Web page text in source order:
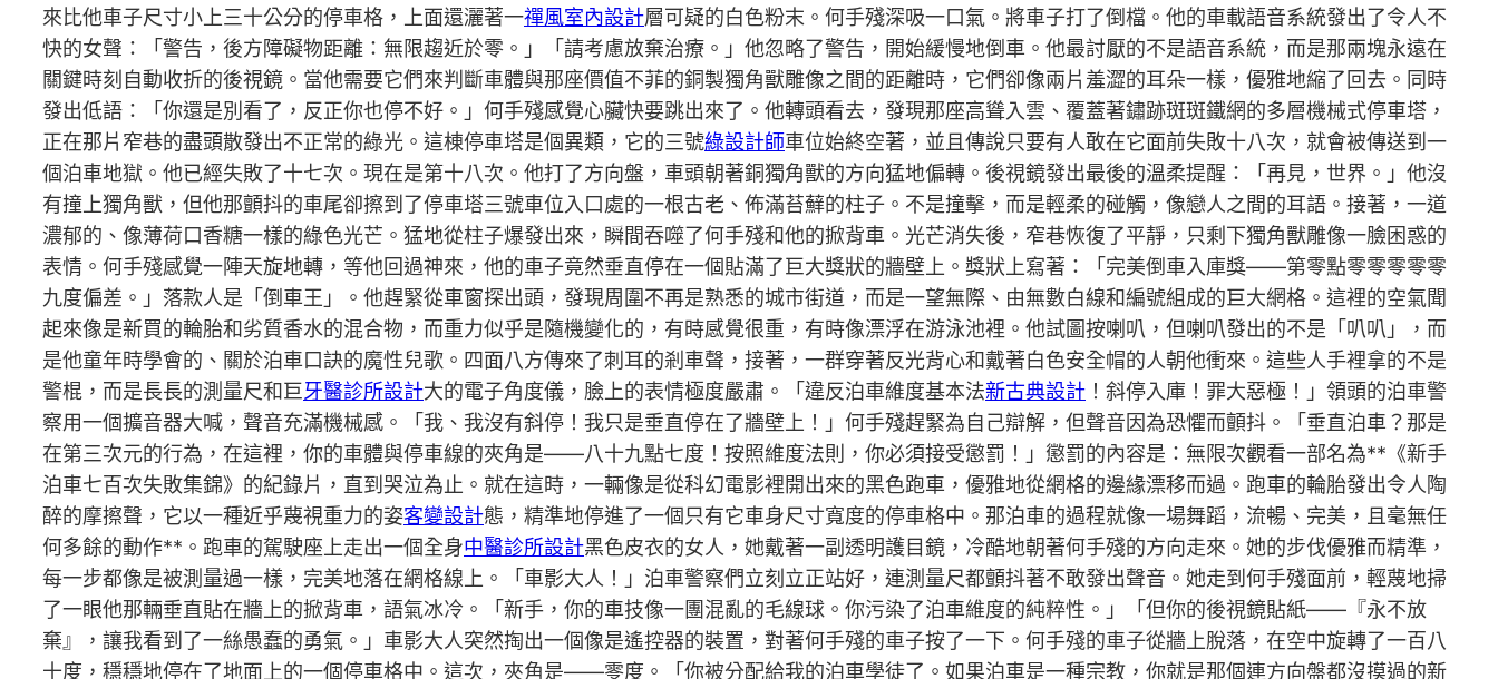
來比他車子尺寸小上三十公分的停車格，上面還灑著一禪風室內設計層可疑的白色粉末。何手殘深吸一口氣。將車子打了倒檔。他的車載語音系統發出了令人不
快的女聲：「警告，後方障礙物距離：無限趨近於零。」「請考慮放棄治療。」他忽略了警告，開始緩慢地倒車。他最討厭的不是語音系統，而是那兩塊永遠在
關鍵時刻自動收折的後視鏡。當他需要它們來判斷車體與那座價值不菲的銅製獨角獸雕像之間的距離時，它們卻像兩片羞澀的耳朵一樣，優雅地縮了回去。同時
發出低語：「你還是別看了，反正你也停不好。」何手殘感覺心臟快要跳出來了。他轉頭看去，發現那座高聳入雲、覆蓋著鏽跡斑斑鐵網的多層機械式停車塔，
正在那片窄巷的盡頭散發出不正常的綠光。這棟停車塔是個異類，它的三號綠設計師車位始終空著，並且傳說只要有人敢在它面前失敗十八次，就會被傳送到一
個泊車地獄。他已經失敗了十七次。現在是第十八次。他打了方向盤，車頭朝著銅獨角獸的方向猛地偏轉。後視鏡發出最後的溫柔提醒：「再見，世界。」他沒
有撞上獨角獸，但他那顫抖的車尾卻擦到了停車塔三號車位入口處的一根古老、佈滿苔蘚的柱子。不是撞擊，而是輕柔的碰觸，像戀人之間的耳語。接著，一道
濃郁的、像薄荷口香糖一樣的綠色光芒。猛地從柱子爆發出來，瞬間吞噬了何手殘和他的掀背車。光芒消失後，窄巷恢復了平靜，只剩下獨角獸雕像一臉困惑的
表情。何手殘感覺一陣天旋地轉，等他回過神來，他的車子竟然垂直停在一個貼滿了巨大獎狀的牆壁上。獎狀上寫著：「完美倒車入庫獎——第零點零零零零零
九度偏差。」落款人是「倒車王」。他趕緊從車窗探出頭，發現周圍不再是熟悉的城市街道，而是一望無際、由無數白線和編號組成的巨大網格。這裡的空氣聞
起來像是新買的輪胎和劣質香水的混合物，而重力似乎是隨機變化的，有時感覺很重，有時像漂浮在游泳池裡。他試圖按喇叭，但喇叭發出的不是「叭叭」，而
是他童年時學會的、關於泊車口訣的魔性兒歌。四面八方傳來了刺耳的剎車聲，接著，一群穿著反光背心和戴著白色安全帽的人朝他衝來。這些人手裡拿的不是
警棍，而是長長的測量尺和巨牙醫診所設計大的電子角度儀，臉上的表情極度嚴肅。「違反泊車維度基本法新古典設計 ！斜停入庫！罪大惡極！」領頭的泊車警
察用一個擴音器大喊，聲音充滿機械感。「我、我沒有斜停！我只是垂直停在了牆壁上！」何手殘趕緊為自己辯解，但聲音因為恐懼而顫抖。「垂直泊車？那是
在第三次元的行為，在這裡，你的車體與停車線的夾角是——八十九點七度！按照維度法則，你必須接受懲罰！」懲罰的內容是：無限次觀看一部名為**《新手
泊車七百次失敗集錦》的紀錄片，直到哭泣為止。就在這時，一輛像是從科幻電影裡開出來的黑色跑車，優雅地從網格的邊緣漂移而過。跑車的輪胎發出令人陶
醉的摩擦聲，它以一種近乎蔑視重力的姿客變設計態，精準地停進了一個只有它車身尺寸寬度的停車格中。那泊車的過程就像一場舞蹈，流暢、完美，且毫無任
何多餘的動作**。跑車的駕駛座上走出一個全身中醫診所設計黑色皮衣的女人，她戴著一副透明護目鏡，冷酷地朝著何手殘的方向走來。她的步伐優雅而精準，
每一步都像是被測量過一樣，完美地落在網格線上。「車影大人！」泊車警察們立刻立正站好，連測量尺都顫抖著不敢發出聲音。她走到何手殘面前，輕蔑地掃
了一眼他那輛垂直貼在牆上的掀背車，語氣冰冷。「新手，你的車技像一團混亂的毛線球。你污染了泊車維度的純粹性。」「但你的後視鏡貼紙——『永不放
棄』，讓我看到了一絲愚蠢的勇氣。」車影大人突然掏出一個像是遙控器的裝置，對著何手殘的車子按了一下。何手殘的車子從牆上脫落，在空中旋轉了一百八
十度，穩穩地停在了地面上的一個停車格中。這次，夾角是——零度。「你被分配給我的泊車學徒了。如果泊車是一種宗教，你就是那個連方向盤都沒摸過的新